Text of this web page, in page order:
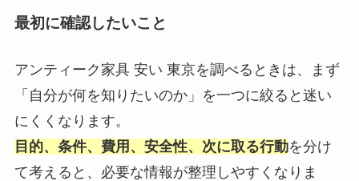
最初に確認したいこと
アンティーク家具 安い 東京を調べるときは、まず
「自分が何を知りたいのか」を一つに絞ると迷い
にくくなります。
目的、条件、費用、安全性、次に取る行動を分け
て考えると、必要な情報が整理しやすくなりま